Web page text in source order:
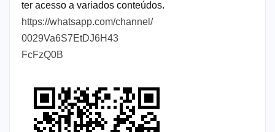
ter acesso a variados conteúdos.
https://whatsapp.com/channel/
0029Va6S7EtDJ6H43
FcFzQ0B